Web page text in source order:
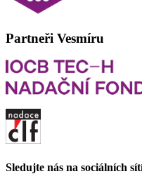
Partneři Vesmíru
Sledujte nás na sociálních